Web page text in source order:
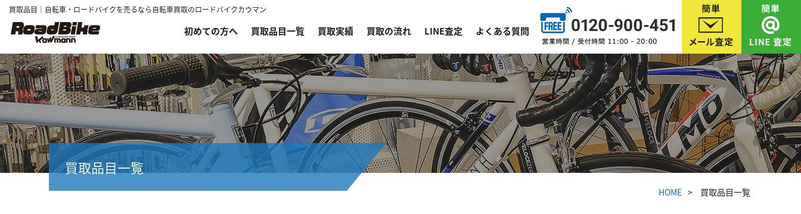
買取品目｜自転車・ロードバイクを売るなら自転車買取のロードバイクカウマン
初めての方へ 買取品目一覧 買取実績 買取の流れ LINE査定 よくある質問
買取品目一覧
HOME 買取品目一覧